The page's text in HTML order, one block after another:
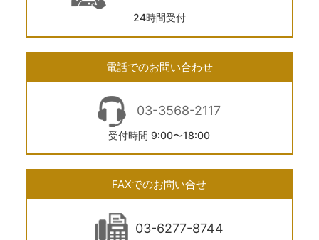
24時間受付
電話でのお問い合わせ
03-3568-2117
受付時間 9:00〜18:00
FAXでのお問い合せ
03-6277-8744